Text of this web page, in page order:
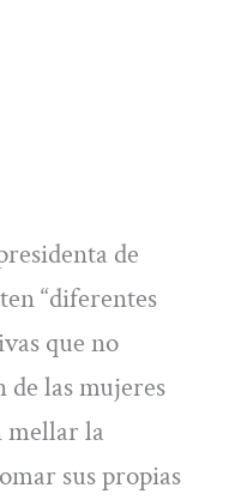
de
“diferentes
que no
de las mujeres
mellar la
sus propias